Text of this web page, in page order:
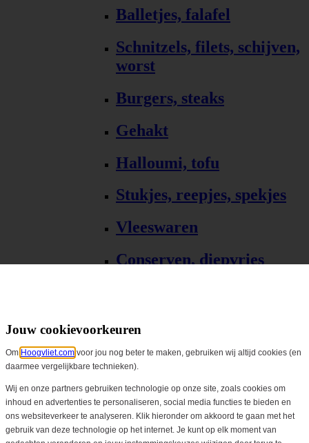
Balletjes, falafel
Schnitzels, filets, schijven,
worst
Burgers, steaks
Gehakt
Halloumi, tofu
Stukjes, reepjes, spekjes
Vleeswaren
Conserven, diepvries
Gourmet & barbecue
Alle Gourmet & barbecue
Gourmet, fondue
Barbecue, grill
Jouw cookievoorkeuren
Om Hoogvliet.com voor jou nog beter te maken, gebruiken wij altijd cookies (en
daarmee vergelijkbare technieken).
Wij en onze partners gebruiken technologie op onze site, zoals cookies om
inhoud en advertenties te personaliseren, social media functies te bieden en
ons websiteverkeer te analyseren. Klik hieronder om akkoord te gaan met het
gebruik van deze technologie op het internet. Je kunt op elk moment van